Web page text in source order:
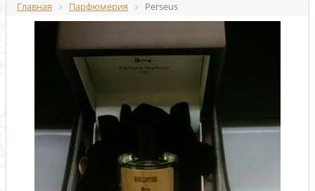
Главная Парфюмерия Perseus